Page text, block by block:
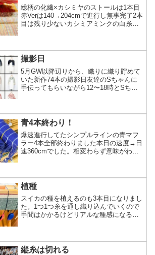
総柄の化繊×カシミヤのストールは1本目
赤Verは140→204cmで進行し無事完了2本
目は残り少ないカシミアミンクの白糸で
と模様が見づらいのかなと言う印象。色
の明暗差が...
撮影日
5月GW以降辺りから、織りに織り貯めて
いた新作74本の撮影日友達のSちゃんに
手伝ってもらいながら12〜18時とSちゃ
250枚！！！ヽ(o`Д´o)ﾉ（画像で270と...
青4本終わり！
爆速進行してたシンプルラインの青マフ
ラー4本全部終わりました本日の速度→日
速360cmでした。相変わらず意味がわか
（2回目明日...
植種
スイカの種を植えるのも3本目になりまし
た。1つ1つ糸を通し織り込んでいくので
手間はかかるけどリアルな種感になるの
するだけで4時間ほどかかるので速度は早
くない種を入れる時...
縦糸は切れる